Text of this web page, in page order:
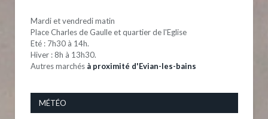
Mardi et vendredi matin
Place Charles de Gaulle et quartier de l'Eglise
Eté : 7h30 à 14h.
Hiver : 8h à 13h30.
Autres marchés à proximité d'Evian-les-bains
MÉTÉO